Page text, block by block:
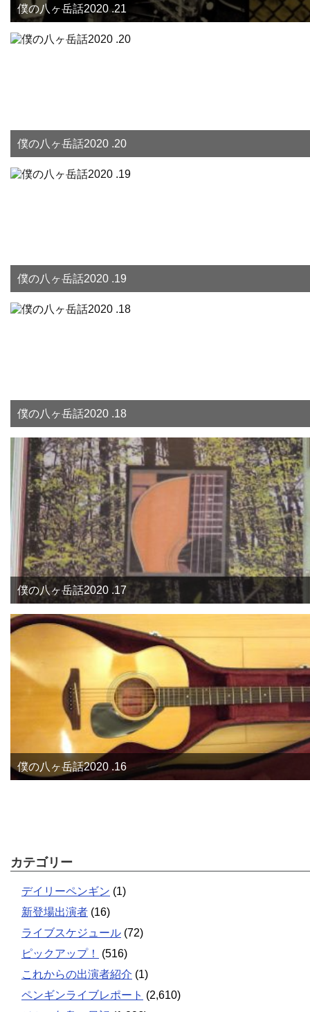
僕の八ヶ岳話2020 .21
僕の八ヶ岳話2020 .20
僕の八ヶ岳話2020 .19
僕の八ヶ岳話2020 .18
僕の八ヶ岳話2020 .17
僕の八ヶ岳話2020 .16
カテゴリー
デイリーペンギン (1)
新登場出演者 (16)
ライブスケジュール (72)
ピックアップ！
(516)
これからの出演者紹介 (1)
ペンギンライブレポート (2,610)